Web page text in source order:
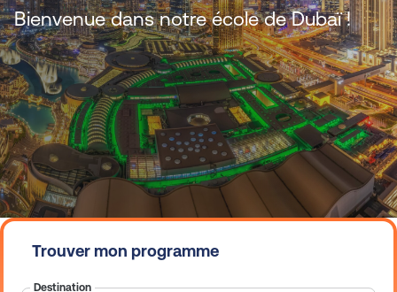
Bienvenue dans notre école de Dubaï !
Trouver mon programme
Destination